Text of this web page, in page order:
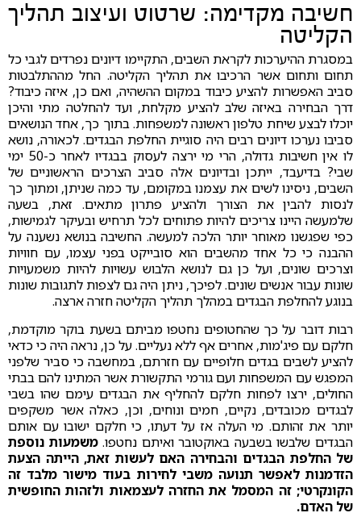
חשיבה מקדימה: שרטוט ועיצוב תהליך
הקליטה
במסגרת ההיערכות לקראת השבים, התקיימו דיונים נפרדים לגבי כל
תחום ותחום אשר הרכיבו את תהליך הקליטה. החל מההתלבטות
סביב האפשרות להציע כיבוד במקום ההשהיה, ואם כן, איזה כיבוד?
דרך הבחירה באיזה שלב להציע מקלחת, ועד להחלטה מתי והיכן
יוכלו לבצע שיחת טלפון ראשונה למשפחות. בתוך כך, אחד הנושאים
סביבו נערכו דיונים רבים היה סוגיית החלפת הבגדים. לכאורה, נושא
לו אין חשיבות גדולה, הרי מי ירצה לעסוק בבגדיו לאחר כ-50 ימי
שבי? בדיעבד, ייתכן ובדיונים אלה סביב הצרכים הראשוניים של
השבים, ניסינו לשים את עצמנו במקומם, עד כמה שניתן, ומתוך כך
לנסות להבין את הצורך ולהציע פתרון מתאים. זאת, בשעה
שלמעשה היינו צריכים להיות פתוחים לכל תרחיש ובעיקר לגמישות,
כפי שפגשנו מאוחר יותר הלכה למעשה. החשיבה בנושא נשענה על
ההבנה כי כל אחד מהשבים הוא סובייקט בפני עצמו, עם חוויות
וצרכים שונים, ועל כן גם לנושא הלבוש עשויות להיות משמעויות
שונות עבור אנשים שונים. לפיכך, ניתן היה גם לצפות לתגובות שונות
בנוגע להחלפת הבגדים במהלך תהליך הקליטה חזרה ארצה.
רבות דובר על כך שהחטופים נחטפו מביתם בשעת בוקר מוקדמת,
חלקם עם פיג'מות, אחרים אף ללא נעליים. על כן, נראה היה כי כדאי
להציע לשבים בגדים חלופיים עם חזרתם, במחשבה כי סביר שלפני
המפגש עם המשפחות ועם גורמי התקשורת אשר המתינו להם בבתי
החולים, ירצו לפחות חלקם להחליף את הבגדים עימם שהו בשבי
לבגדים מכובדים, נקיים, חמים ונוחים, וכן, כאלה אשר משקפים
יותר את זהותם. מי העלה אז על דעתו, כי חלקם ישובו עם אותם
הבגדים שלבשו בשבעה באוקטובר ואיתם נחטפו.משמעות נוספת
של החלפת הבגדים והבחירה האם לעשות זאת, הייתה הצעת
הזדמנות לאפשר תנועה משבי לחירות בעוד מישור מלבד זה
הקונקרטי; זה המסמל את החזרה לעצמאות ולזהות החופשית
של האדם.